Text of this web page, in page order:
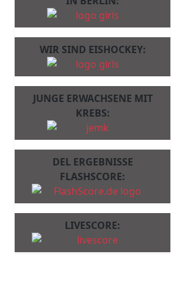
WIR SIND EISHOCKEY:
JUNGE ERWACHSENE MIT
KREBS:
DEL ERGEBNISSE
FLASHSCORE:
LIVESCORE: